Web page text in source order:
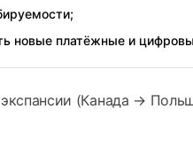
новые платёжные и
экспансии (Канада →